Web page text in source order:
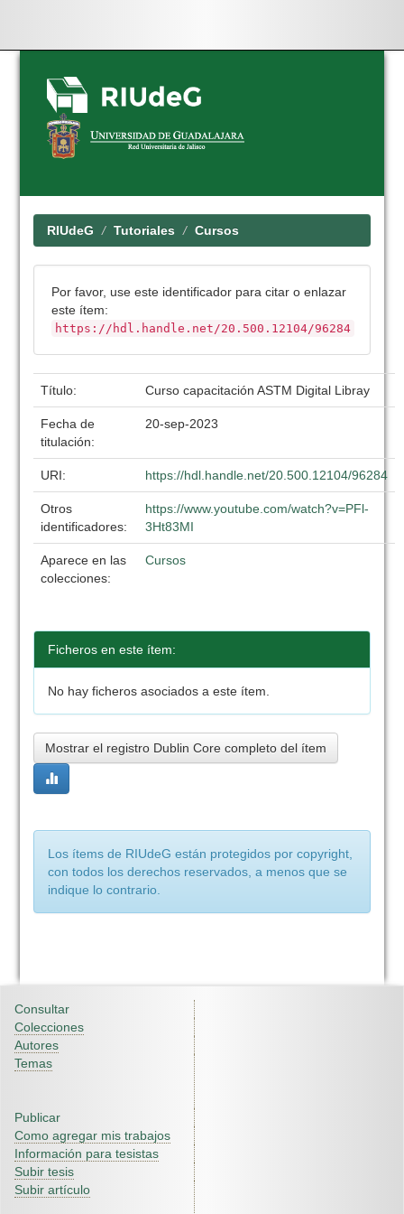
Skip
navigation
RIUdeG Tutoriales Cursos
Por favor, use este identificador para citar o enlazar
este ítem:
https://hdl.handle.net/20.500.12104/96284
Título: Curso capacitación ASTM Digital Libray
Fecha de
titulación:
20-sep-2023
URI: https://hdl.handle.net/20.500.12104/96284
Otros
identificadores:
https://www.youtube.com/watch?v=PFl-
3Ht83MI
Aparece en las
colecciones:
Cursos
Ficheros en este ítem:
No hay ficheros asociados a este ítem.
Mostrar el registro Dublin Core completo del ítem
Los ítems de RIUdeG están protegidos por copyright,
con todos los derechos reservados, a menos que se
indique lo contrario.
Consultar
Colecciones
Autores
Temas
Publicar
Como agregar mis trabajos
Información para tesistas
Subir tesis
Subir artículo